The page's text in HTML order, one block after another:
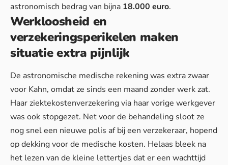
astronomisch bedrag van bijna 18.000 euro.
Werkloosheid en
verzekeringsperikelen maken
situatie extra pijnlijk
De astronomische medische rekening was extra zwaar
voor Kahn, omdat ze sinds een maand zonder werk zat.
Haar ziektekostenverzekering via haar vorige werkgever
was ook stopgezet. Net voor de behandeling sloot ze
nog snel een nieuwe polis af bij een verzekeraar, hopend
op dekking voor de medische kosten. Helaas bleek na
het lezen van de kleine lettertjes dat er een wachttijd